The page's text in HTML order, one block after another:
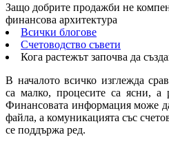
Защо добрите продажби не
финансова архитектура
Всички блогове
Счетоводство съвети
Кога растежът започва да
В началото всичко изглежда
са малко, процесите са ясни, а
Финансовата информация може
файла, а комуникацията със
се поддържа ред.